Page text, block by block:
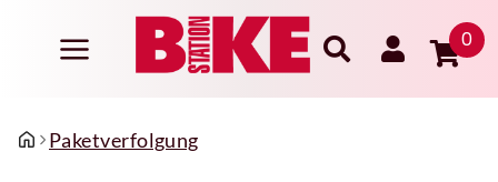
0
Paketverfolgung